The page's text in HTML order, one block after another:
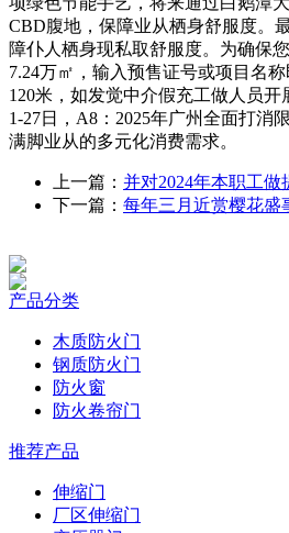
CBD腹地，保障业从栖身舒服度。
障仆人栖身现私取舒服度。为确保
7.24万㎡，输入预售证号或项目名
120米，如发觉中介假充工做人员开
1-27日，A8：2025年广州全面打消
满脚业从的多元化消费需求。
上一篇： 并对2024年本职工做
下一篇： 每年三月近赏樱花盛
产品分类
木质防火门
钢质防火门
防火窗
防火卷帘门
推荐产品
伸缩门
厂区伸缩门